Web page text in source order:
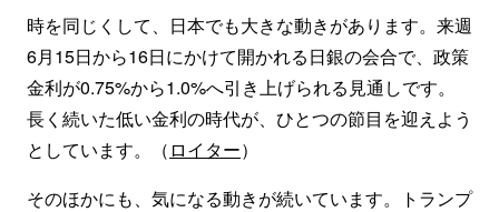
時を同じくして、日本でも大きな動きがあります。来週
6月15日から16日にかけて開かれる日銀の会合で、政策
金利が0.75%から1.0%へ引き上げられる見通しです。
長く続いた低い金利の時代が、ひとつの節目を迎えよう
としています。（ ロイター）
そのほかにも、気になる動きが続いています。トランプ